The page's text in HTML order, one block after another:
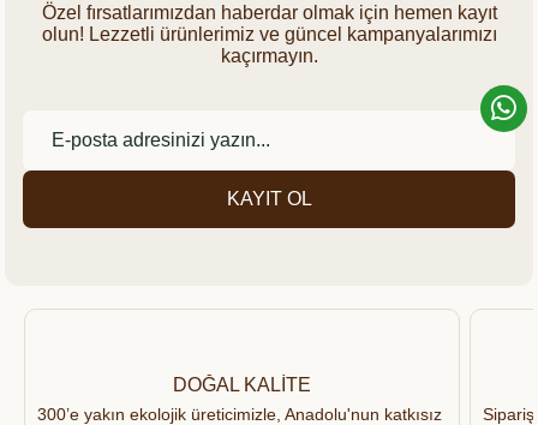
Özel fırsatlarımızdan haberdar olmak için hemen kayıt
olun! Lezzetli ürünlerimiz ve güncel kampanyalarımızı
kaçırmayın.
KAYIT OL
DOĞAL KALİTE
300’e yakın ekolojik üreticimizle, Anadolu'nun katkısız ve